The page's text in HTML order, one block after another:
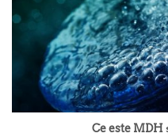
Ce este MDH